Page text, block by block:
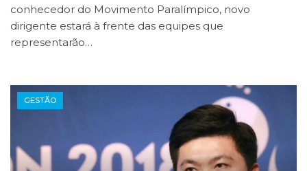
conhecedor do Movimento Paralímpico, novo
dirigente estará à frente das equipes que
representarão…
GESTÃO